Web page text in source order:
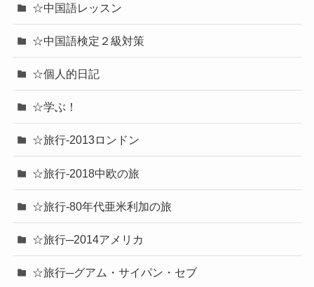
☆中国語レッスン
☆中国語検定２級対策
☆個人的日記
☆学ぶ！
☆旅行-2013ロンドン
☆旅行-2018中欧の旅
☆旅行-80年代亜米利加の旅
☆旅行─2014アメリカ
☆旅行─グアム・サイパン・セブ